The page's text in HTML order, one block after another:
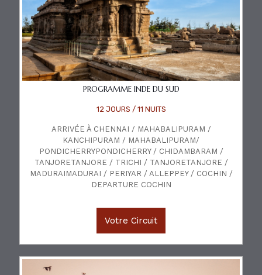
PROGRAMME INDE DU SUD
12 JOURS / 11 NUITS
ARRIVÉE À CHENNAI / MAHABALIPURAM /
KANCHIPURAM / MAHABALIPURAM/
PONDICHERRYPONDICHERRY / CHIDAMBARAM /
TANJORETANJORE / TRICHI / TANJORETANJORE /
MADURAIMADURAI / PERIYAR / ALLEPPEY / COCHIN /
DEPARTURE COCHIN
Votre Circuit